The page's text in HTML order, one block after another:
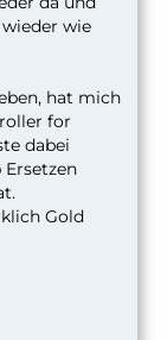
wie
hat mich
for
dabei
Ersetzen
Gold